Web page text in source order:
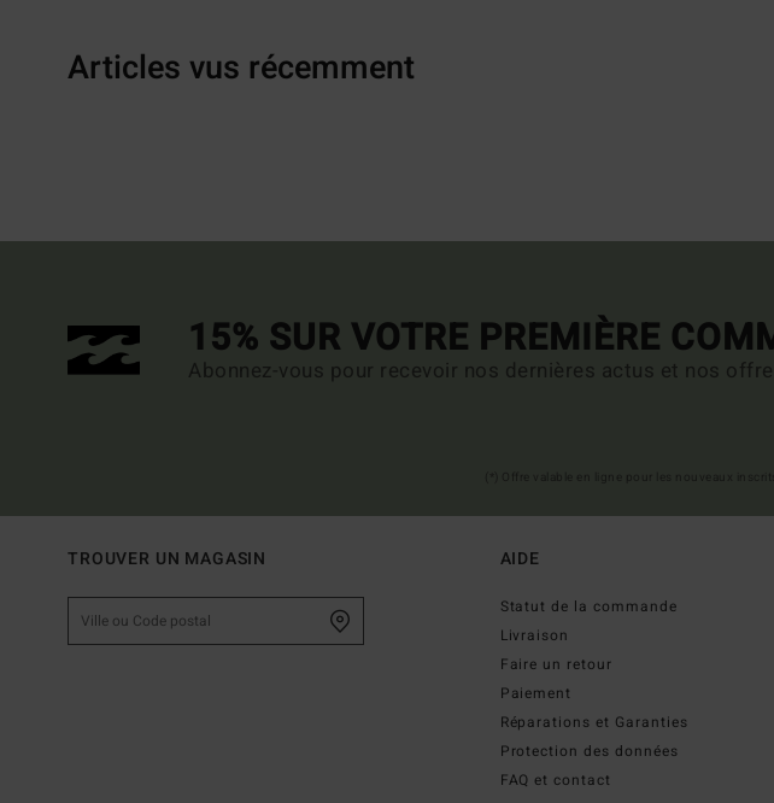
Articles vus récemment
15% SUR VOTRE PREMIÈRE
Abonnez-vous pour recevoir nos dernières actus et nos
TROUVER UN MAGASIN AIDE
Statut de la commande
Livraison
Faire un retour
Paiement
Réparations et Garanties
Protection des données
FAQ et contact